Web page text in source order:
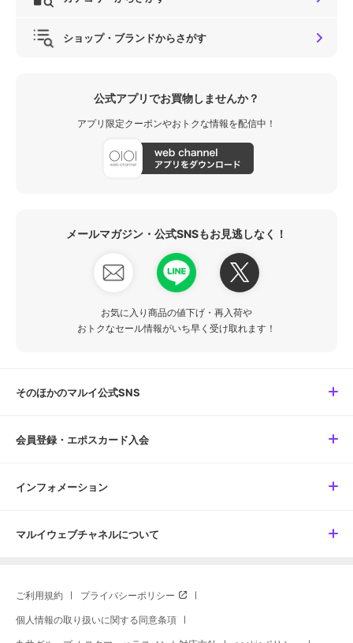
ショップ・ブランドからさがす
公式アプリでお買物しませんか？
アプリ限定クーポンやおトクな情報を配信中！
メールマガジン・公式SNSもお見逃しなく！
お気に入り商品の値下げ・再入荷や
おトクなセール情報がいち早く受け取れます！
そのほかのマルイ公式SNS
会員登録・エポスカード入会
インフォメーション
マルイウェブチャネルについて
ご利用規約 プライバシーポリシー
個人情報の取り扱いに関する同意条項